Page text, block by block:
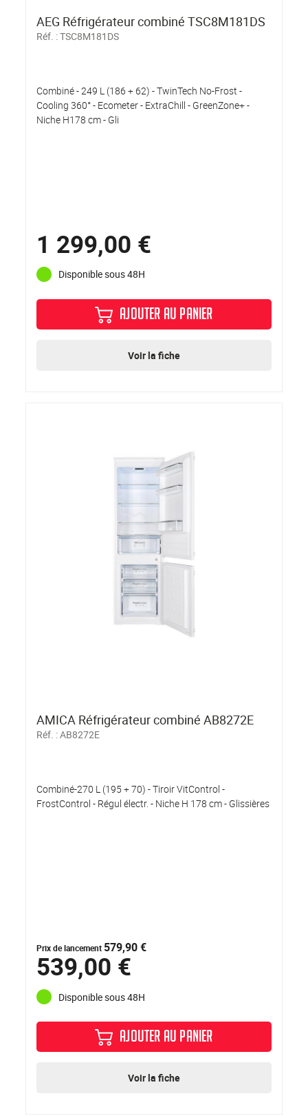
AEG Réfrigérateur combiné TSC8M181DS
Réf. :TSC8M181DS
Combiné - 249 L (186 + 62) - TwinTech No-Frost -
Cooling 360° - Ecometer - ExtraChill - GreenZone+ -
Niche H178 cm - Gli
1 299,00 €
Disponible sous 48H
AJOUTER AU PANIER
Voir la fiche
AMICA Réfrigérateur combiné AB8272E
Réf. :AB8272E
Combiné-270 L (195 + 70) - Tiroir VitControl -
FrostControl - Régul électr. - Niche H 178 cm - Glissières
Prix de lancement 579,90 €
539,00 €
Disponible sous 48H
AJOUTER AU PANIER
Voir la fiche